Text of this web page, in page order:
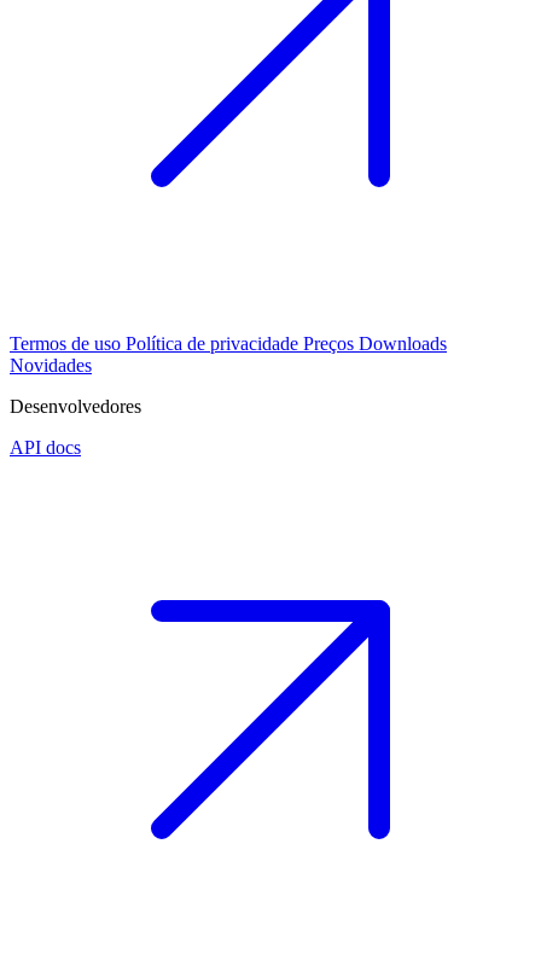
Termos de uso Política de privacidade Preços Downloads
Novidades
Desenvolvedores
API docs